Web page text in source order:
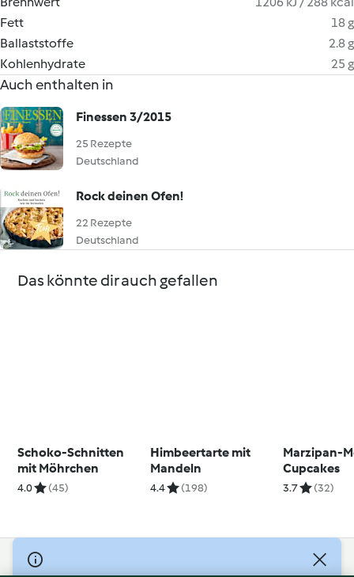
Fett
18 g
Ballaststoffe
2.8 g
Kohlenhydrate
25 g
Auch enthalten in
Finessen 3/2015
25 Rezepte
Deutschland
Rock deinen Ofen!
22 Rezepte
Deutschland
Das könnte dir auch gefallen
Schoko-Schnitten
mit Möhrchen
4.0 (45)
Himbeertarte mit
Mandeln
4.4 (198)
Marzipan-
Cupcakes
3.7 (32)
© Copyright 2026